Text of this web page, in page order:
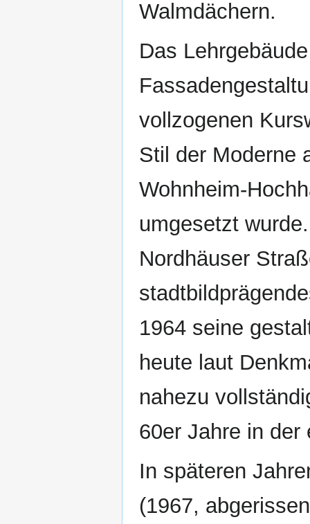
Walmdächern.
Das
vollzogenen
Stil der Moderne
Wohnheim-
umgesetzt
Nordhäuser
1964 seine
heute laut
nahezu
60er Jahre in der
In späteren
(1967,